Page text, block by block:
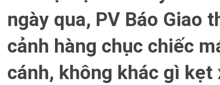
ngày qua, PV Báo Giao
cảnh hàng chục chiếc
cánh, không khác gì